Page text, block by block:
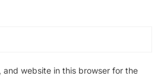
and website in this browser for the